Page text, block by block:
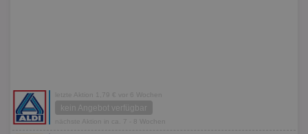
letzte Aktion 1,79 € vor 6 Wochen
kein Angebot verfügbar
nächste Aktion in ca. 7 - 8 Wochen